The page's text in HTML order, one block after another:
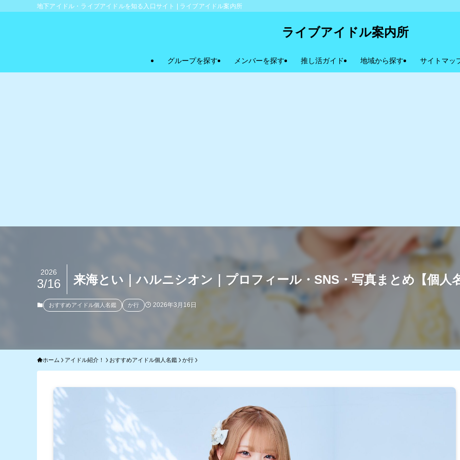
地下アイドル・ライブアイドルを知る入口サイト | ライブアイドル案内所
ライブアイドル案内所
グループを探す メンバーを探す 推し活ガイド 地域から探す サイトマッ
来海とい｜ハルニシオン｜プロフィール・SNS・写真まとめ【個人
2026
3/16
おすすめアイドル個人名鑑 か行 2026年3月16日
ホーム アイドル紹介！ おすすめアイドル個人名鑑 か行